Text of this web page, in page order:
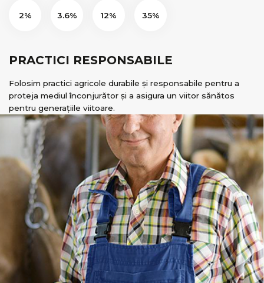
2% 3.6% 12% 35%
PRACTICI RESPONSABILE
Folosim practici agricole durabile și responsabile pentru a
proteja mediul înconjurător și a asigura un viitor sănătos
pentru generațiile viitoare.